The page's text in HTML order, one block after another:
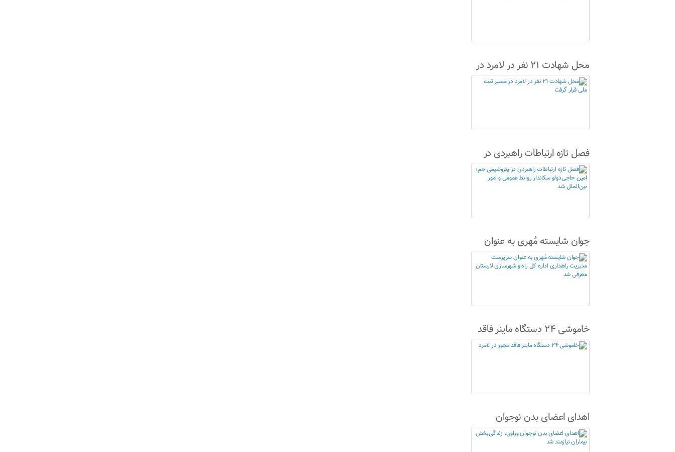
محل شهادت ۲۱ نفر در لامرد در
مسیر ثبت ملی قرار گرفت
فصل تازه ارتباطات راهبردی در
پتروشیمی جم؛ امین حاجی‌دولو
سکاندار روابط عمومی و امور
جوان شایسته مُهری به عنوان
سرپرست مدیریت راهداری اداره
کل راه و شهرسازی لارستان
خاموشی ۲۴ دستگاه ماینر فاقد
مجوز در لامرد
اهدای اعضای بدن نوجوان
وراوی، زندگی‌بخش بیماران
نیازمند شد